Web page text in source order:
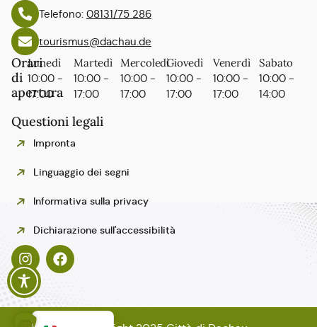
Telefono: 08131/75 286
tourismus@dachau.de
Orari
di
apertura
Lunedì
10:00 -
17:00
Martedì
10:00 -
17:00
Mercoledì
10:00 -
17:00
Giovedì
10:00 -
17:00
Venerdì
10:00 -
17:00
Sabato
10:00 -
14:00
Questioni legali
Impronta
Linguaggio dei segni
Informativa sulla privacy
Dichiarazione sull'accessibilità
Deutsch
Français
Español